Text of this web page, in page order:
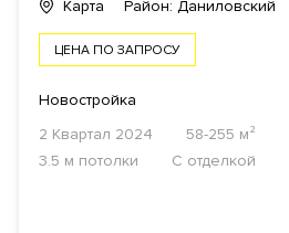
Карта
Район: Даниловский
ЦЕНА ПО ЗАПРОСУ
Новостройка
2 Квартал 2024
58-255 м²
3.5 м потолки
С отделкой